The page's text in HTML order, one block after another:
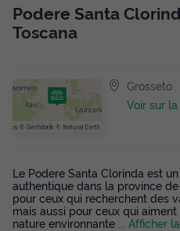
Podere Santa
Toscana
Grosseto
Voir sur
Le Podere Santa Clorinda est
authentique dans la province
pour ceux qui recherchent des
mais aussi pour ceux qui
nature environnante
... Afficher